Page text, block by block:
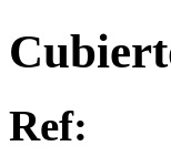
Ref: